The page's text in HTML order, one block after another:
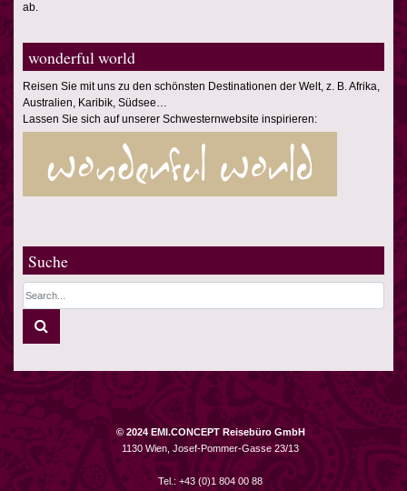
ab.
wonderful world
Reisen Sie mit uns zu den schönsten Destinationen der Welt, z. B. Afrika,
Australien, Karibik, Südsee…
Lassen Sie sich auf unserer Schwesternwebsite inspirieren:
Suche
© 2024 EMI.CONCEPT Reisebüro GmbH
1130 Wien, Josef-Pommer-Gasse 23/13
Tel.: +43 (0)1 804 00 88